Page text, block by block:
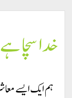
خدا سچا ہے
ہم ایک ایسے